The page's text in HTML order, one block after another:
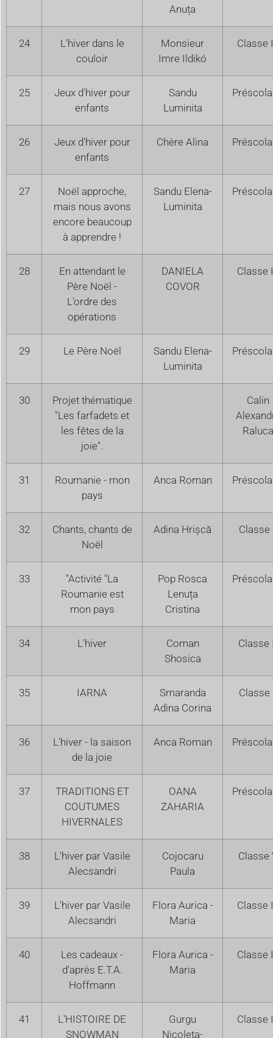
Anuța
24
L'hiver dans le
couloir
Monsieur
Imre Ildikó
Classe
25
Jeux d'hiver pour
enfants
Sandu
Luminita
26
Jeux d'hiver pour
enfants
Chère Alina
27
Noël approche,
mais nous avons
encore beaucoup
à apprendre !
Sandu Elena-
Luminita
28
En attendant le
Père Noël -
L'ordre des
opérations
DANIELA
COVOR
Classe
29 Le Père Noël
Sandu Elena-
Luminita
30
Projet thématique
"Les farfadets et
les fêtes de la
joie".
Calin
Raluca
31
Roumanie - mon
pays
Anca Roman
32
Chants, chants de
Noël
Adina Hrișcă Classe
33
"Activité "La
Roumanie est
mon pays
Pop Rosca
Lenuța
Cristina
34 L'hiver
Coman
Shosica
Classe
35 IARNA
Smaranda
Adina Corina
Classe
36
L'hiver - la saison
de la joie
Anca Roman
37
TRADITIONS ET
COUTUMES
HIVERNALES
OANA
ZAHARIA
38
L'hiver par Vasile
Alecsandri
Cojocaru
Paula
Classe
39
L'hiver par Vasile
Alecsandri
Flora Aurica -
Maria
Classe
40
Les cadeaux -
d'après E.T.A.
Hoffmann
Flora Aurica -
Maria
Classe
41
L'HISTOIRE DE
SNOWMAN
Gurgu
Nicoleta-
Classe